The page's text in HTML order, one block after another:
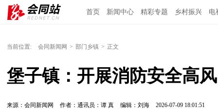
首页 新闻中心 精彩专题 乡村振兴 电
当前位置: 会同新闻网 > 部门乡镇 > 正文
堡子镇：开展消防安全高
来源：会同新闻网 作者：通讯员：谭 真 编辑：刘海 2026-07-09 18:01:51